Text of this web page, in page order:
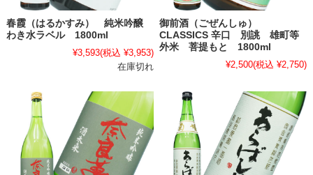
春霞（はるかすみ） 純米吟醸
わき水ラベル 1800ml
¥3,593(税込 ¥3,953)
在庫切れ
御前酒（ごぜんしゅ）
CLASSICS 辛口 別誂 雄町等
外米 菩提もと 1800ml
¥2,500(税込 ¥2,750)